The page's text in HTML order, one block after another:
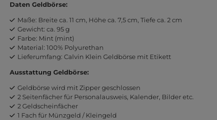
Daten Geldbörse:
Maße: Breite ca. 11 cm, Höhe ca. 7,5 cm, Tiefe ca. 2 cm
Gewicht: ca. 95 g
Farbe: Mint (mint)
Material: 100% Polyurethan
Lieferumfang: Calvin Klein Geldbörse mit Etikett
Ausstattung Geldbörse:
Geldbörse wird mit Zipper geschlossen
2 Seitenfächer für Personalausweis, Kalender, Bilder etc.
2 Geldscheinfächer
1 Fach für Münzgeld / Kleingeld